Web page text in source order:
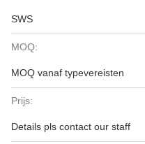
SWS
MOQ:
MOQ vanaf typevereisten
Prijs:
Details pls contact our staff